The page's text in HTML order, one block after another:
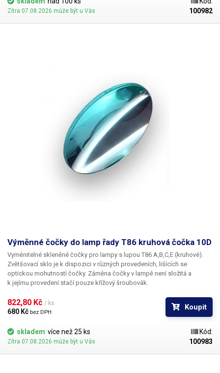
Zítra 07.08.2026 může být u Vás
100982
Výměnné čočky do lamp řady T86 kruhová čočka 10D
Vyměnitelné skleněné čočky pro lampy s lupou T86 A,B,C,E (kruhové).
Zvětšovací sklo je k dispozici v různých provedeních, lišících se
optickou mohutností čočky. Záměna čočky v lampě není složitá a
k jejímu provedení stačí pouze křížový šroubovák.
822,80 Kč / ks
680 Kč bez DPH
Koupit
skladem více než 25 ks
Zítra 07.08.2026 může být u Vás
Kód:
100983